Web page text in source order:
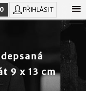
PŘIHLÁSIT
0
9 x 13 cm